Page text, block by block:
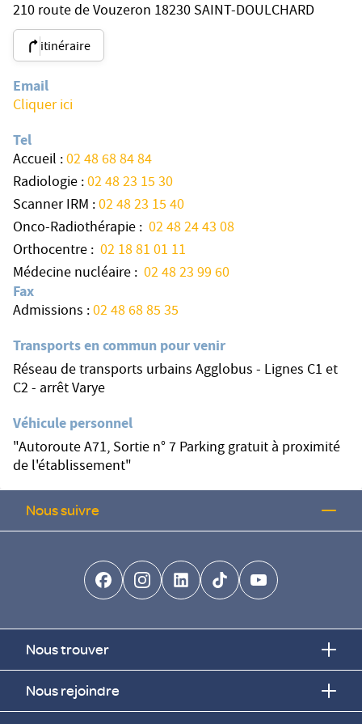
210 route de Vouzeron 18230 SAINT-DOULCHARD
itinéraire
Email
Cliquer ici
Tel
Accueil :02 48 68 84 84
Radiologie :02 48 23 15 30
Scanner IRM :02 48 23 15 40
Onco-Radiothérapie : 02 48 24 43 08
Orthocentre : 02 18 81 01 11
Médecine nucléaire : 02 48 23 99 60
Fax
Admissions :02 48 68 85 35
Transports en commun pour venir
Réseau de transports urbains Agglobus - Lignes C1 et
C2 - arrêt Varye
Véhicule personnel
"Autoroute A71, Sortie n° 7 Parking gratuit à proximité
de l'établissement"
Nous suivre
facebook-brands
instagramlinkedin-brands
tiktok-brands
youtube
Nous trouver
Nous rejoindre